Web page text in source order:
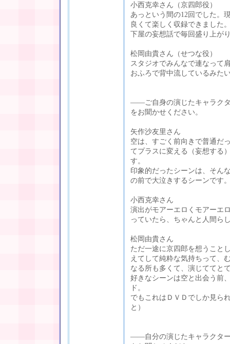
小西克幸さん（京四郎役）
あっという間の12回でした。
良くて楽しく収録できました
下屋の妄想話で毎回盛り上が
松岡由貴さん（せつな役）
スタジオでみんなで連なって
おふろで背中流しているみた
――ご自身の演じたキャラク
をお聞かせください。
矢作沙友里さん
空は、すごく前向きで普通だ
てプラスに変える（妄想する
す。
印象的だったシーンは、そん
の前で大泣きするシーンです
小西克幸さん
演出がモアーエロくモアーエ
っていたら、ちゃんと人間ら
松岡由貴さん
ただ一途に京四郎を想うこと
えてして純粋な気持ちって、
なる所も多くて、演じててと
好きなシーンは空と出会う前
ド。
でもこれはＤＶＤでしか見ら
と）
――自分の演じたキャラクタ